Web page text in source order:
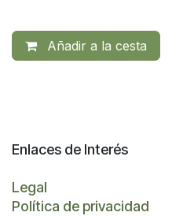
Añadir a la cesta
Enlaces de Interés
Legal
Política de privacidad